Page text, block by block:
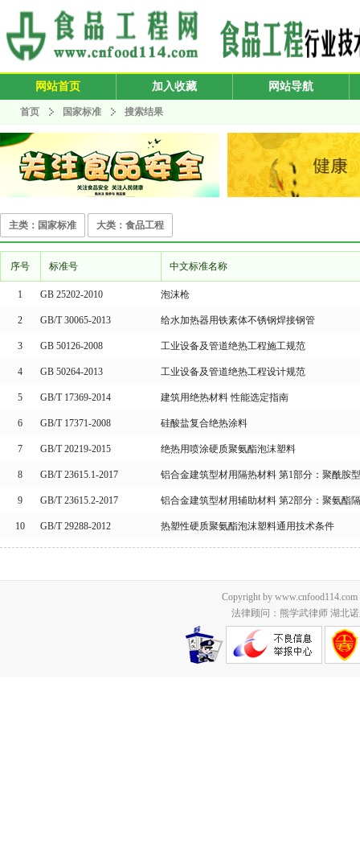
网站首页 加入收藏 网站导航
首页 国家标准 搜索结果
主类：国家标准 大类：食品工程
序号 标准号 中文标准名称
1 GB 25202-2010 泡沫枪
2 GB/T 30065-2013 给水加热器用铁素体不锈钢焊接钢管
3 GB 50126-2008 工业设备及管道绝热工程施工规范
4 GB 50264-2013 工业设备及管道绝热工程设计规范
5 GB/T 17369-2014 建筑用绝热材料 性能选定指南
6 GB/T 17371-2008 硅酸盐复合绝热涂料
7 GB/T 20219-2015 绝热用喷涂硬质聚氨酯泡沫塑料
8 GB/T 23615.1-2017 铝合金建筑型材用隔热材料 第1部分：聚酰胺
9 GB/T 23615.2-2017 铝合金建筑型材用辅助材料 第2部分：聚氨酯
10 GB/T 29288-2012 热塑性硬质聚氨酯泡沫塑料通用技术条件
Copyright by
法律顾问：熊学武律师 湖北